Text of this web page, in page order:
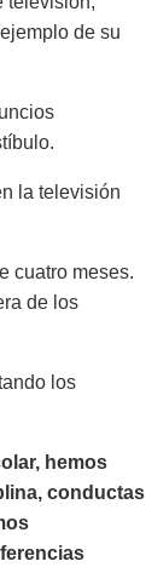
de su
la televisión
cuatro meses.
de los
los
hemos
conductas